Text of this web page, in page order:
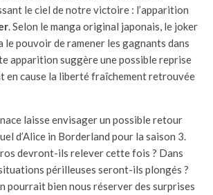
le ciel de notre victoire : l’apparition
. Selon le manga original japonais, le joker
le pouvoir de ramener les gagnants dans
apparition suggère une possible reprise
en cause la liberté fraîchement retrouvée
laisse envisager un possible retour
d’Alice in Borderland pour la saison 3.
devront-ils relever cette fois ? Dans
périlleuses seront-ils plongés ?
pourrait bien nous réserver des surprises